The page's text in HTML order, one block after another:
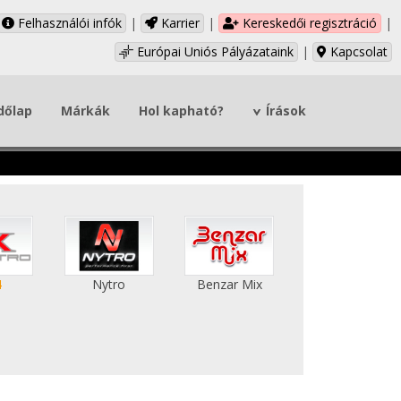
Felhasználói infók | Karrier | Kereskedői regisztráció
|
Európai Uniós Pályázataink
| Kapcsolat
Márkák Hol kapható? Írások
Nytro Benzar Mix